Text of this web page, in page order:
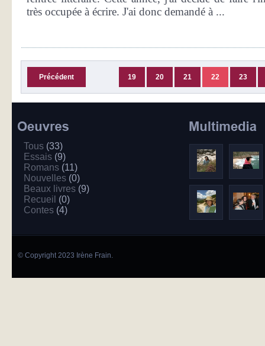
très occupée à écrire. J'ai donc demandé à ...
Précédent 19 20 21 22 23
Tous (33)
Essais (9)
Romans (11)
Nouvelles (0)
Beaux livres (9)
Recueil (0)
Contes (4)
© Copyright 2023 Irène Frain.